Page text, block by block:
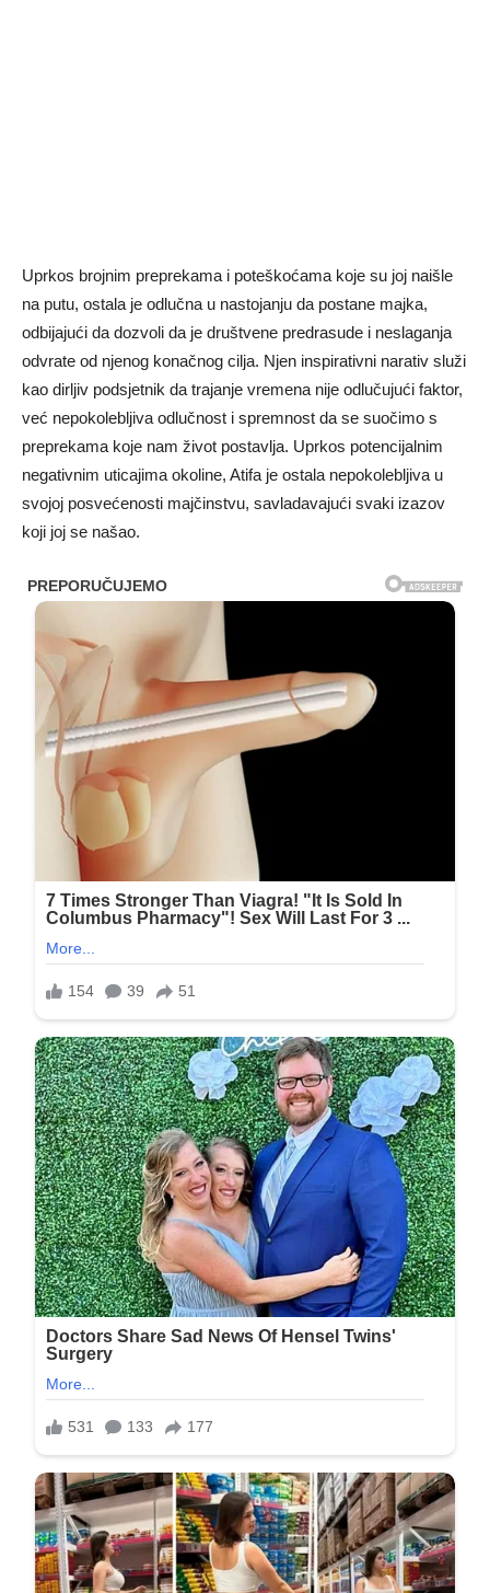
Uprkos brojnim preprekama i poteškoćama koje su joj naišle
na putu, ostala je odlučna u nastojanju da postane majka,
odbijajući da dozvoli da je društvene predrasude i neslaganja
odvrate od njenog konačnog cilja. Njen inspirativni narativ služi
kao dirljiv podsjetnik da trajanje vremena nije odlučujući faktor,
već nepokolebljiva odlučnost i spremnost da se suočimo s
preprekama koje nam život postavlja. Uprkos potencijalnim
negativnim uticajima okoline, Atifa je ostala nepokolebljiva u
svojoj posvećenosti majčinstvu, savladavajući svaki izazov
koji joj se našao.